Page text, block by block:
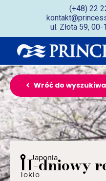
(+48) 22
ul. Złota 59,
Wróć do
Japonia
11-dniowy
Tokio